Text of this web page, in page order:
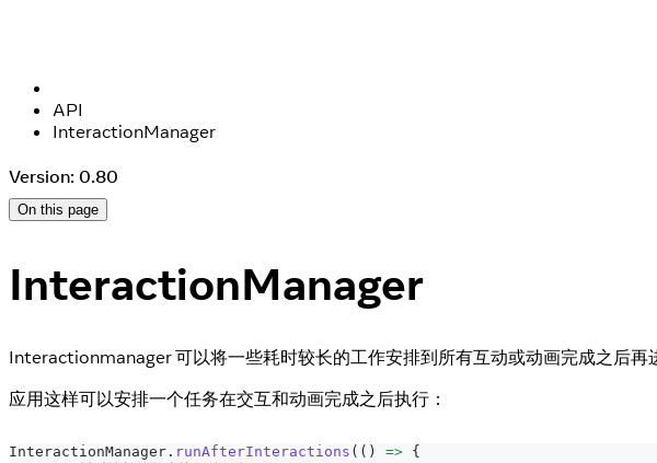
API
InteractionManager
Version: 0.80
On this page
InteractionManager
Interactionmanager 可以将一些耗时较长的工作安排到所有互动或动画完成之后
应用这样可以安排一个任务在交互和动画完成之后执行：
InteractionManager . runAfterInteractions ( ( ) => {